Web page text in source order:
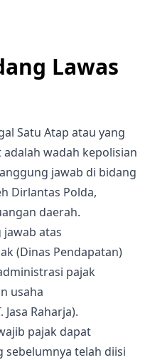
Lawas
Satu Atap atau yang
wadah kepolisian
jawab di bidang
Dirlantas Polda,
daerah.
atas
(Dinas Pendapatan)
pajak
usaha
Raharja).
pajak dapat
sebelumnya telah diisi